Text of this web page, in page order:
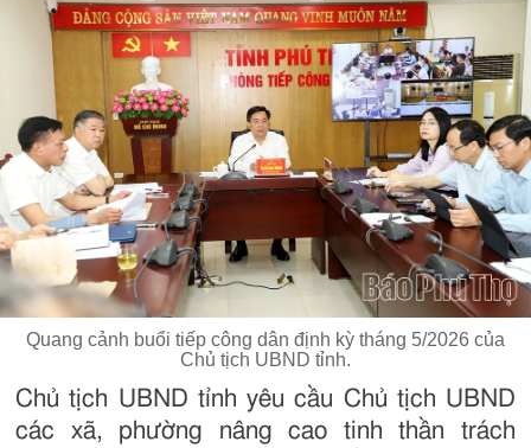
Quang cảnh buổi tiếp công dân định kỳ tháng 5/2026 của
Chủ tịch UBND tỉnh.
Chủ tịch UBND tỉnh yêu cầu Chủ tịch UBND
các xã, phường nâng cao tinh thần trách